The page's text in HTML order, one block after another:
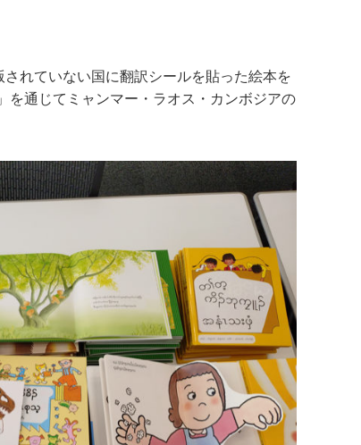
れていない国に翻訳シールを貼った絵本を
を通じてミャンマー・ラオス・カンボジアの